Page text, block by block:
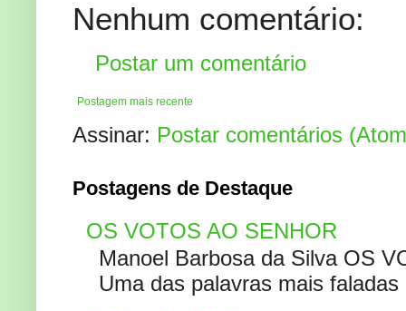
Nenhum comentário:
Postar um comentário
Postagem mais recente
Assinar: Postar comentários
Postagens de Destaque
OS VOTOS AO SENHOR
Manoel Barbosa da Silva OS
Uma das palavras mais